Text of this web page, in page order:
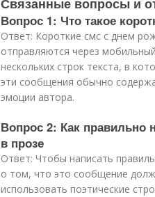
Вопрос 1: Что такое
Ответ: Короткие смс с днем
отправляются через
нескольких строк текста, в
эти сообщения обычно
эмоции автора.
Вопрос 2: Как правильно
в прозе
Ответ: Чтобы написать
о том, что это сообщение
использовать поэтические